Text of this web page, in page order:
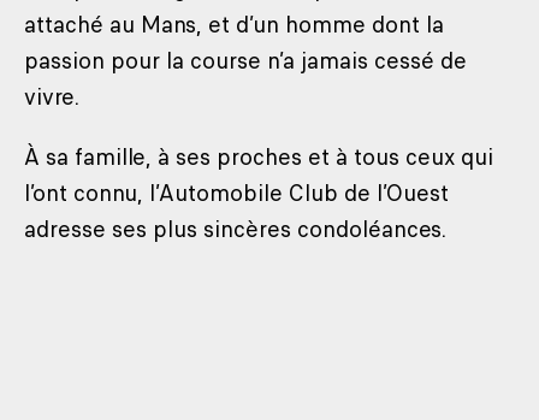
attaché au Mans, et d’un homme dont la
passion pour la course n’a jamais cessé de
vivre.
À sa famille, à ses proches et à tous ceux qui
l’ont connu, l’Automobile Club de l’Ouest
adresse ses plus sincères condoléances.